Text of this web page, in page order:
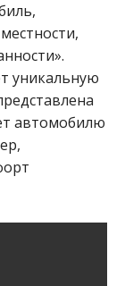
уникальную
автомобилю